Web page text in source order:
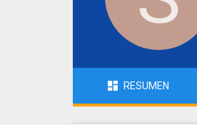
RESUMEN